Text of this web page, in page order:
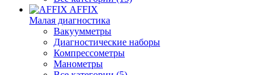
AFFIX
Малая диагностика
Вакуумметры
Диагностические наборы
Компрессометры
Манометры